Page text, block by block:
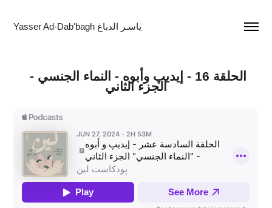
Yasser Ad-Dab'bagh ياسـر الدباغ
الجزء الثاني